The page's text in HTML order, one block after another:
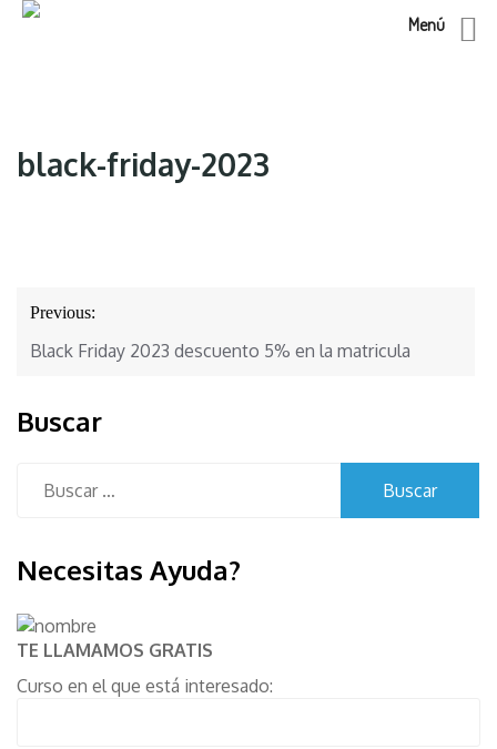
black-friday-2023
Navegación
de
Previous:
Black Friday 2023 descuento 5% en la matricula
Buscar
Necesitas Ayuda?
TE LLAMAMOS GRATIS
Curso en el que está interesado:
Menú